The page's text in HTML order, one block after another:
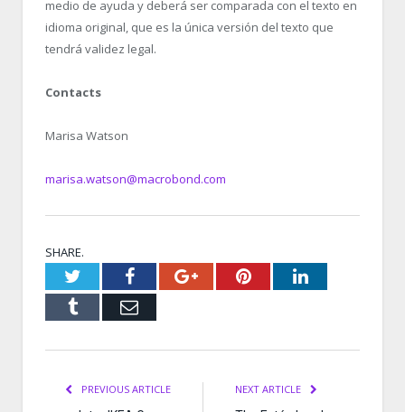
medio de ayuda y deberá ser comparada con el texto en
idioma original, que es la única versión del texto que
tendrá validez legal.
Contacts
Marisa Watson
marisa.watson@macrobond.com
SHARE.
TwitterFacebookGoogle+PinterestLinkedIn
Tumblr Email
PREVIOUS ARTICLE NEXT ARTICLE